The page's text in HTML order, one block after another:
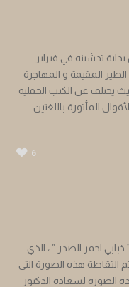
تدشينه في فبراير
المقيمة و المهاجرة
خلال 5 سنوات ، حيث يختلف عن الكتب الحقلية
المأثورة باللغتين...
6
المهاجر ” ذبابي احمر الصدر ” ، الذي
التقاطة هذه الصورة التي
الصورة لسعادة الدكتور